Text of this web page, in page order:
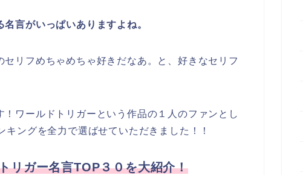
言がいっぱいありますよね。
リフめちゃめちゃ好きだなあ。と、好きなセリフ
ワールドトリガーという作品の１人のファンとし
ングを全力で選ばせていただきました！！
リガー名言TOP３０を大紹介！